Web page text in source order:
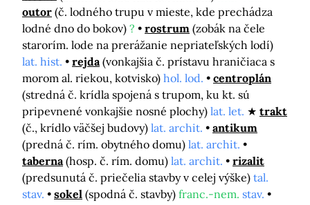
outor (č. lodného trupu v mieste, kde prechádza
lodné dno do bokov) ? rostrum (zobák na čele
starorím. lode na prerážanie nepriateľských lodí)
lat. hist.
rejda (vonkajšia č. prístavu hraničiaca s
morom al. riekou, kotvisko) hol. lod.
centroplán
(stredná č. krídla spojená s trupom, ku kt. sú
pripevnené vonkajšie nosné plochy) lat. let.
trakt
(č., krídlo väčšej budovy) lat. archit.
antikum
(predná č. rím. obytného domu) lat. archit.
taberna (hosp. č. rím. domu) lat. archit.
rizalit
(predsunutá č. priečelia stavby v celej výške) tal.
stav.
sokel (spodná č. stavby) franc.-nem. stav.